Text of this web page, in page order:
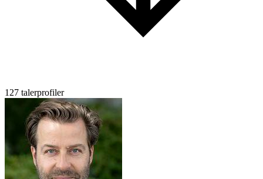
127 talerprofiler